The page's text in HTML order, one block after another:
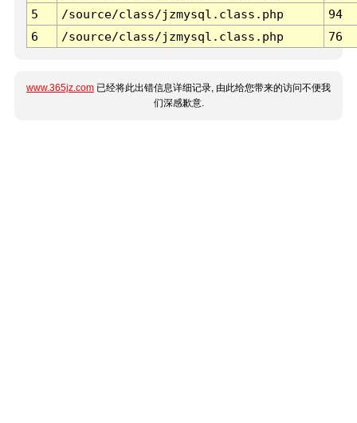
5
/source/class/jzmysql.class.php
94
6
/source/class/jzmysql.class.php 76
www.365jz.com 已经将此出错信息详细记录, 由此给您带来的访问不便我
们深感歉意.